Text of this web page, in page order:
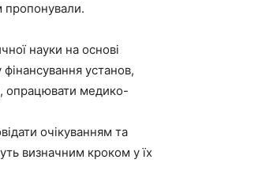
пропонували.
науки на основі
установ,
опрацювати медико-
очікуванням та
визначним кроком у їх